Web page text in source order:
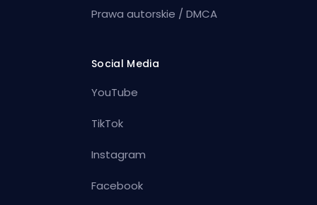
Prawa autorskie / DMCA
Social Media
YouTube
TikTok
Instagram
Facebook